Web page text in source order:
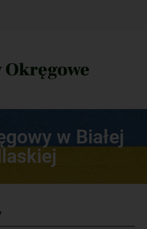
Okręgowe
w Białej